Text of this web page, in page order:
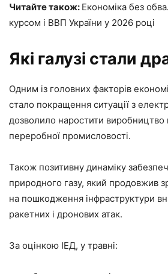
Читайте також: Економіка без
курсом і ВВП України у 2026 році
Які галузі стали
Одним із головних факторів
стало покращення ситуації з
дозволило наростити виробництво
переробної промисловості.
Також позитивну динаміку
природного газу, який продовжив
на пошкодження інфраструктури
ракетних і дронових атак.
За оцінкою ІЕД, у травні: